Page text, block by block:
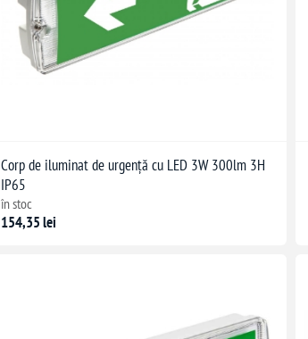
Corp de iluminat de urgență cu LED 3W 300lm 3H
IP65
în stoc
154,35 lei